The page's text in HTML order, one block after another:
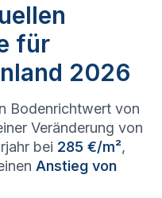
für
2026
Bodenrichtwert von
Veränderung von
bei 285 €/m²,
Anstieg von